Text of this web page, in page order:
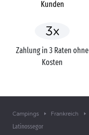
Kunden
Zahlung in 3 Raten ohne
Kosten
Campings Frankreich
Latinossegor